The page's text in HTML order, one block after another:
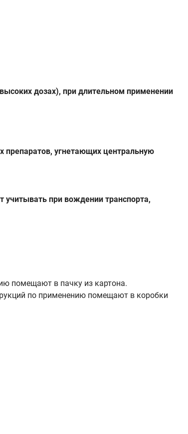
дозах), при длительном применении
препаратов, угнетающих центральную
при вождении транспорта,
помещают в пачку из картона.
по применению помещают в коробки